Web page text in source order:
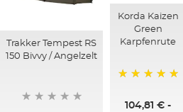
Trakker Tempest RS
150 Bivvy / Angelzelt
Korda Kaizen
Green
Karpfenrute
104,81 € -